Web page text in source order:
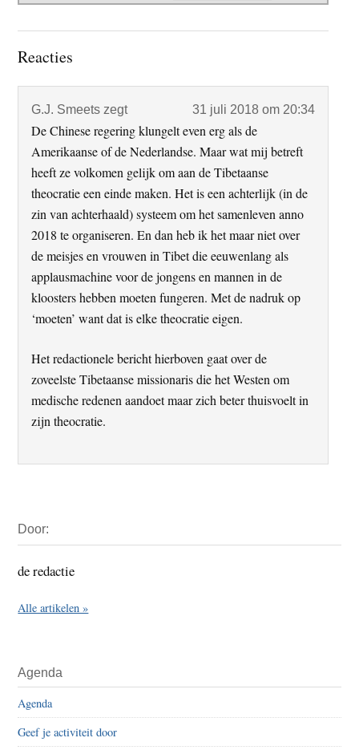
Lees
Reacties
G.J. Smeets zegt 31 juli 2018 om 20:34
De Chinese regering klungelt even erg als de
Amerikaanse of de Nederlandse. Maar wat mij betreft
heeft ze volkomen gelijk om aan de Tibetaanse
theocratie een einde maken. Het is een achterlijk (in de
zin van achterhaald) systeem om het samenleven anno
2018 te organiseren. En dan heb ik het maar niet over
de meisjes en vrouwen in Tibet die eeuwenlang als
applausmachine voor de jongens en mannen in de
kloosters hebben moeten fungeren. Met de nadruk op
‘moeten’ want dat is elke theocratie eigen.
Het redactionele bericht hierboven gaat over de
zoveelste Tibetaanse missionaris die het Westen om
medische redenen aandoet maar zich beter thuisvoelt in
zijn theocratie.
Sidebar
Door:
de redactie
Alle artikelen »
Agenda
Agenda
Geef je activiteit door